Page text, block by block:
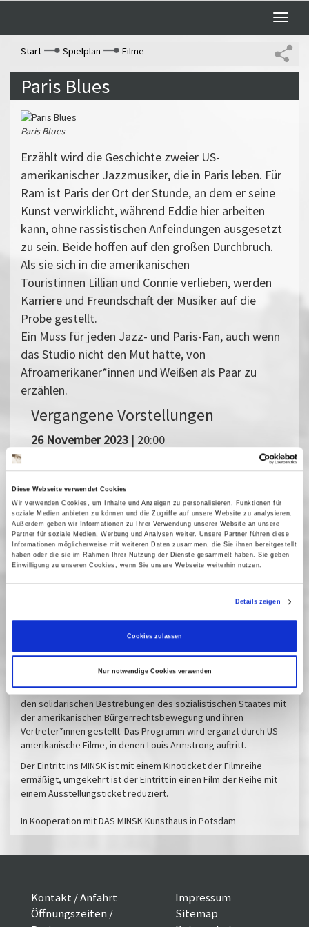
Diese Webseite verwendet Cookies
Wir verwenden Cookies, um Inhalte und Anzeigen zu personalisieren, Funktionen für
soziale Medien anbieten zu können und die Zugriffe auf unsere Website zu analysieren.
Außerdem geben wir Informationen zu Ihrer Verwendung unserer Website an unsere
Partner für soziale Medien, Werbung und Analysen weiter. Unsere Partner führen diese
Informationen möglicherweise mit weiteren Daten zusammen, die Sie ihnen bereitgestellt
haben oder die sie im Rahmen Ihrer Nutzung der Dienste gesammelt haben. Sie geben
Einwilligung zu unseren Cookies, wenn Sie unsere Webseite weiterhin nutzen.
Details zeigen
Cookies zulassen
Nur notwendige Cookies verwenden
Toggle
Start
Spielplan Filme
Paris Blues
Paris Blues
Erzählt wird die Geschichte zweier US-
amerikanischer Jazzmusiker, die in Paris leben. Für
Ram ist Paris der Ort der Stunde, an dem er seine
Kunst verwirklicht, während Eddie hier arbeiten
kann, ohne rassistischen Anfeindungen ausgesetzt
zu sein. Beide hoffen auf den großen Durchbruch.
Als sie sich in die amerikanischen
Touristinnen Lillian und Connie verlieben, werden
Karriere und Freundschaft der Musiker auf die
Probe gestellt.
Ein Muss für jeden Jazz- und Paris-Fan, auch wenn
das Studio nicht den Mut hatte, von
Afroamerikaner*innen und Weißen als Paar zu
erzählen.
Vergangene Vorstellungen
26 November 2023 | 20:00
I've Seen the Wall - Louis Armstrong
auf Tour in der DDR 1965
In der Filmreihe zur Ausstellung »I've Seen the Wall - Louis
Armstrong auf Tour in der DDR 1965« des MINSK Kunsthaus in
Potsdam zeigt das Filmmuseum Potsdam an drei Abenden ein
begleitendes Filmprogramm.
Tournee durch die DDR gab. Dokumentar- sowie Spielfilme der
DEFA verdeutlichen den populären Status der Jazzmusik seit der
Staatsgründung der DDR bis Anfang der 1980er Jahre.
Jazz wird in Zusammenhang mit antiimperialistischer Politik und
den solidarischen Bestrebungen des sozialistischen Staates mit
der amerikanischen Bürgerrechtsbewegung und ihren
Vertreter*innen gestellt. Das Programm wird ergänzt durch US-
amerikanische Filme, in denen Louis Armstrong auftritt.
Der Eintritt ins MINSK ist mit einem Kinoticket der Filmreihe
ermäßigt, umgekehrt ist der Eintritt in einen Film der Reihe mit
einem Ausstellungsticket reduziert.
In Kooperation mit DAS MINSK Kunsthaus in Potsdam
Kontakt / Anfahrt
Öffnungszeiten /
Impressum
Sitemap